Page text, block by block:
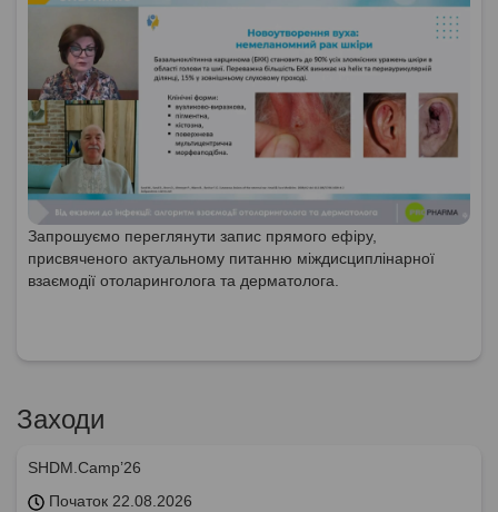
Запрошуємо переглянути запис прямого ефіру,
присвяченого актуальному питанню міждисциплінарної
взаємодії отоларинголога та дерматолога.
Заходи
SHDM.Camp’26
Початок 22.08.2026